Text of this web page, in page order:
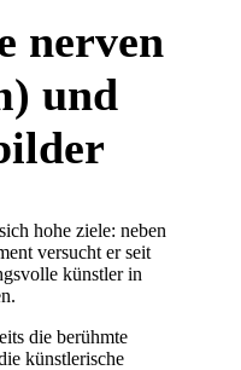
nerven
und
hohe ziele: neben
versucht er seit
künstler in
die berühmte
künstlerische